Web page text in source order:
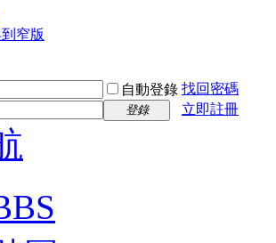
窄版
自動登錄 找回密碼
登錄 立即註冊